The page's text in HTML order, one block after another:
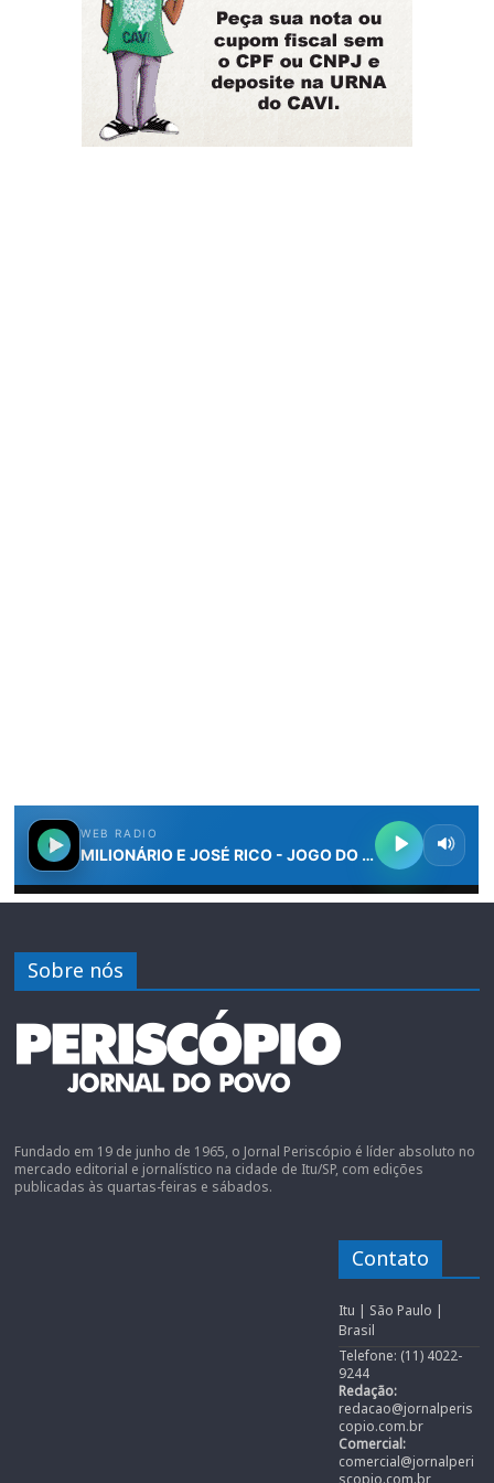
Sobre nós
Fundado em 19 de junho de 1965, o Jornal Periscópio é líder absoluto no
mercado editorial e jornalístico na cidade de Itu/SP, com edições
publicadas às quartas-feiras e sábados.
Contato
Itu | São Paulo |
Brasil
Telefone: (11) 4022-
9244
Redação:
redacao@jornalperis
copio.com.br
Comercial:
comercial@jornalperi